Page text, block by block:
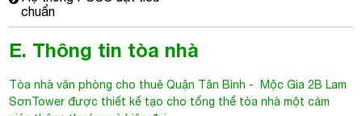
chuẩn
E. Thông tin tòa nhà
Tòa nhà văn phòng cho thuê Quận Tân Bình - Mộc Gia 2B Lam
SơnTower được thiết kế tạo cho tổng thể tòa nhà một cảm